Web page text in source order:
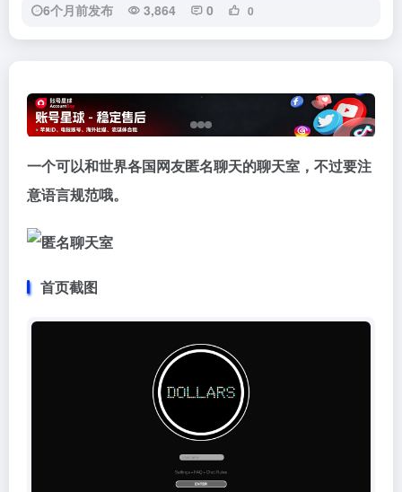
6个月前发布 3,864 0 0
一个可以和世界各国网友匿名聊天的聊天室，不过要注
意语言规范哦。
首页截图